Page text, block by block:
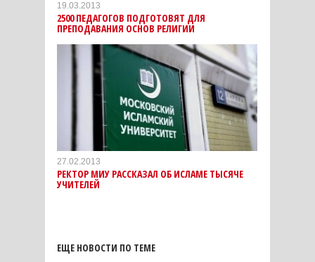
19.03.2013
2500 ПЕДАГОГОВ ПОДГОТОВЯТ ДЛЯ
ПРЕПОДАВАНИЯ ОСНОВ РЕЛИГИИ
27.02.2013
РЕКТОР МИУ РАССКАЗАЛ ОБ ИСЛАМЕ ТЫСЯЧЕ
УЧИТЕЛЕЙ
ЕЩЕ НОВОСТИ ПО ТЕМЕ